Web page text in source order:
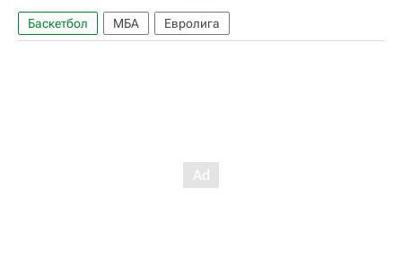
Баскетбол МБА Евролига